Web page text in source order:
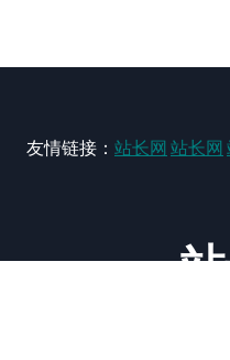
友情链接： 站长网 站长网